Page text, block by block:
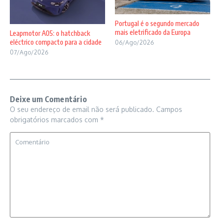
Leapmotor A05: o hatchback
eléctrico compacto para a cidade
07/Ago/2026
Portugal é o segundo mercado
mais eletrificado da Europa
06/Ago/2026
Deixe um Comentário
O seu endereço de email não será publicado. Campos
obrigatórios marcados com *